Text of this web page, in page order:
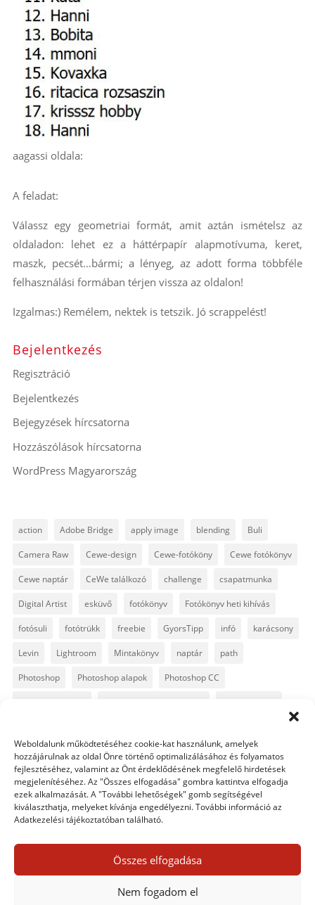
Weboldalunk működtetéséhez cookie-kat használunk, amelyek
hozzájárulnak az oldal Önre történő optimalizálásához és folyamatos
fejlesztéséhez, valamint az Önt érdeklődésének megfelelő hirdetések
megjelenítéséhez. Az "Összes elfogadása" gombra kattintva elfogadja
ezek alkalmazását. A "További lehetőségek" gomb segítségével
kiválaszthatja, melyeket kívánja engedélyezni. További információ az
Adatkezelési tájékoztatóban található.
Összes elfogadása
Nem fogadom el
aagassi oldala:
A feladat:
Válassz egy geometriai formát, amit aztán ismételsz az
oldaladon: lehet ez a háttérpapír alapmotívuma, keret,
maszk, pecsét…bármi; a lényeg, az adott forma többféle
felhasználási formában térjen vissza az oldalon!
Izgalmas:) Remélem, nektek is tetszik. Jó scrappelést!
Bejelentkezés
Regisztráció
Bejelentkezés
Bejegyzések hírcsatorna
Hozzászólások hírcsatorna
WordPress Magyarország
action Adobe Bridge apply image blending Buli
Camera Raw Cewe-design Cewe-fotóköny Cewe fotókönyv
Cewe naptár CeWe találkozó challenge csapatmunka
Digital Artist esküvő fotókönyv Fotókönyv heti kihívás
fotósuli fotótrükk freebie GyorsTipp infó karácsony
Levin Lightroom Mintakönyv naptár path
Photoshop Photoshop alapok Photoshop CC
szövegszerkesztés template text Topaz trükkök
videó vintage
0 hozzászólás
Egy hozzászólás elküldése